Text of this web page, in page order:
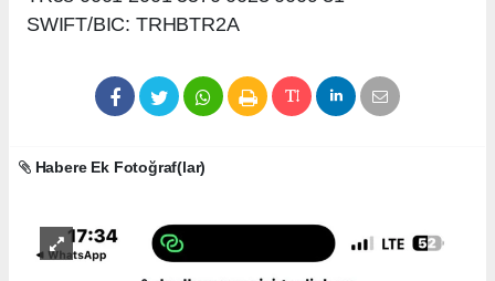
SWIFT/BIC: TRHBTR2A
Habere Ek Fotoğraf(lar)